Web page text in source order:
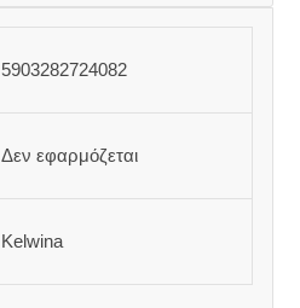
5903282724082
Δεν εφαρμόζεται
Kelwina